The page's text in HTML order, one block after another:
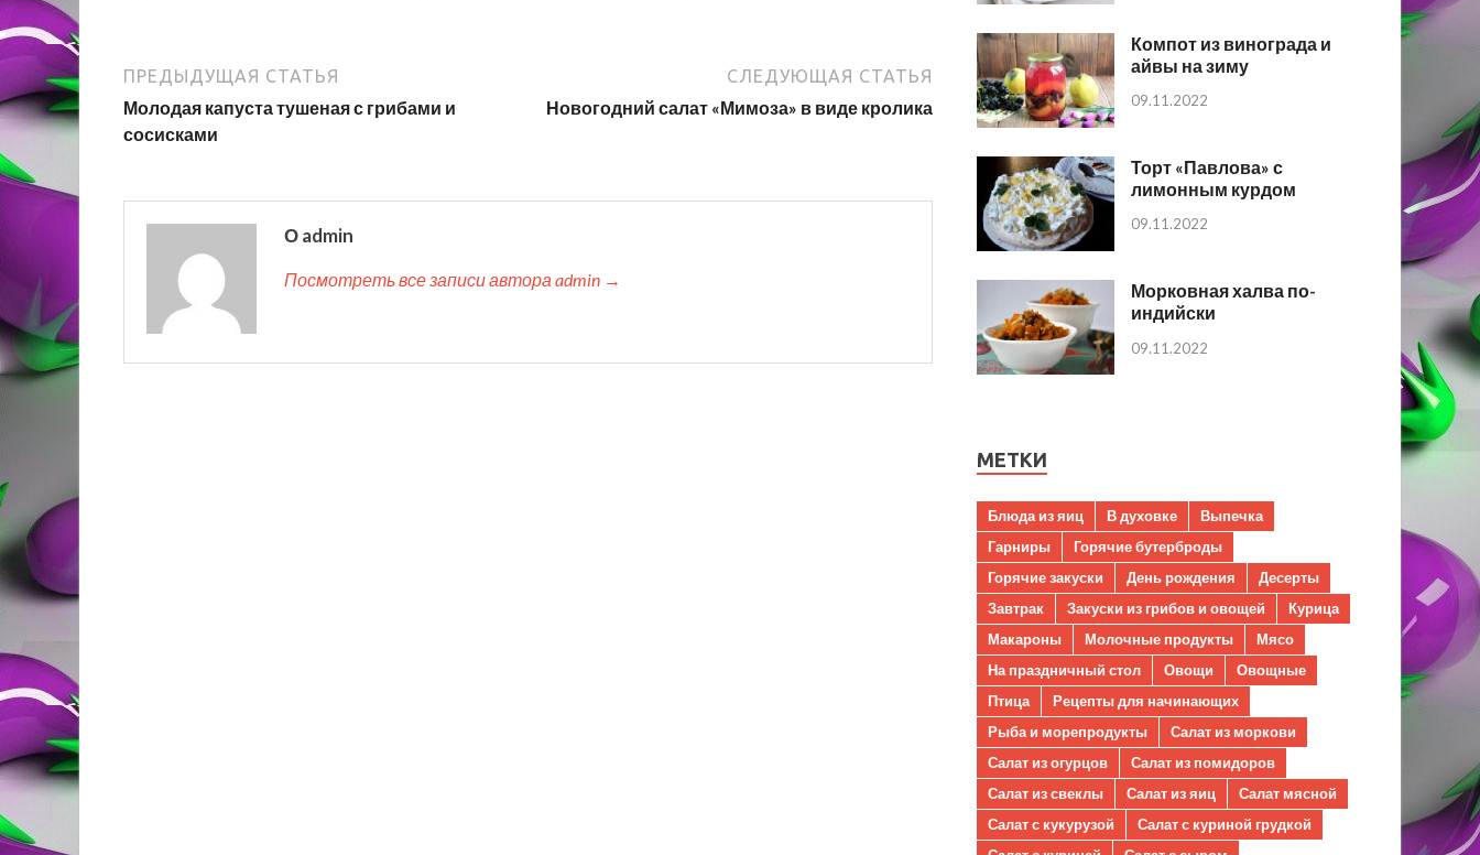
ПРЕДЫДУЩАЯ СТАТЬЯ
Молодая капуста тушеная с грибами и
сосисками
СЛЕДУЮЩАЯ СТАТЬЯ
Новогодний салат «Мимоза» в виде кролика
О admin
Посмотреть все записи автора admin →
Компот из винограда и
айвы на зиму
09.11.2022
Торт «Павлова» с
лимонным курдом
09.11.2022
Морковная халва по-
индийски
09.11.2022
МЕТКИ
Блюда из яиц В духовке
Выпечка
Гарниры
Горячие бутерброды
Горячие закуски
День рождения
Десерты
Завтрак
Закуски из грибов и овощей
Курица
Макароны
Молочные продукты
Мясо
На праздничный стол
Овощи
Овощные
Птица
Рецепты для начинающих
Рыба и морепродукты
Салат из моркови
Салат из огурцов
Салат из помидоров
Салат из свеклы
Салат из яиц
Салат мясной
Салат с кукурузой
Салат с куриной грудкой